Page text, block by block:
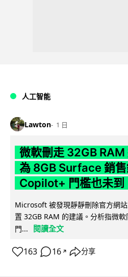
人工智能
Lawton 1 日
微軟刪走 32GB RAM
為 8GB Surface 銷
Copilot+ 門檻也未到
Microsoft 被發現靜靜刪除官方網
置 32GB RAM 的建議。分析指微
門...
閱讀全文
163 16 ↗ 分享